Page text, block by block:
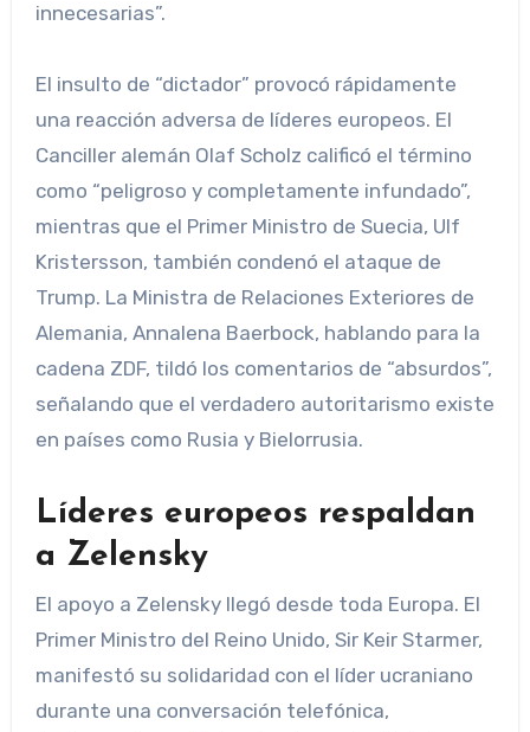
innecesarias”.
El insulto de “dictador” provocó rápidamente
una reacción adversa de líderes europeos. El
Canciller alemán Olaf Scholz calificó el término
como “peligroso y completamente infundado”,
mientras que el Primer Ministro de Suecia, Ulf
Kristersson, también condenó el ataque de
Trump. La Ministra de Relaciones Exteriores de
Alemania, Annalena Baerbock, hablando para la
cadena ZDF, tildó los comentarios de “absurdos”,
señalando que el verdadero autoritarismo existe
en países como Rusia y Bielorrusia.
Líderes europeos respaldan
a Zelensky
El apoyo a Zelensky llegó desde toda Europa. El
Primer Ministro del Reino Unido, Sir Keir Starmer,
manifestó su solidaridad con el líder ucraniano
durante una conversación telefónica,